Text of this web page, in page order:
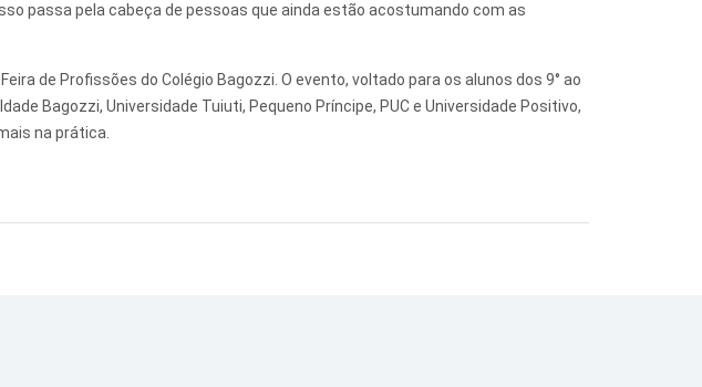
passa pela cabeça de pessoas que ainda estão acostumando com as
de Profissões do Colégio Bagozzi. O evento, voltado para os alunos dos 9° ao
Bagozzi, Universidade Tuiuti, Pequeno Príncipe, PUC e Universidade Positivo,
na prática.